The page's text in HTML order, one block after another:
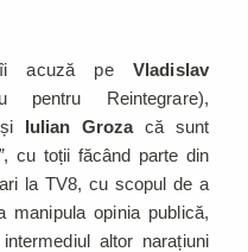
îi acuză peVladislav
pentru Reintegrare),
Iulian Grozacă sunt
, cu toții făcând parte din
la TV8, cu scopul de a
opinia publică,
altor narațiuni